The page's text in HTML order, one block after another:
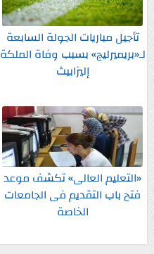
تأجيل مباريات الجولة السابعة
لـ«بريميرليج» بسبب وفاة الملكة
إليزابيث
«التعليم العالى» تكشف موعد
فتح باب التقديم فى الجامعات
الخاصة